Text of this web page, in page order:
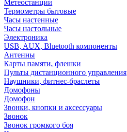
Метеостанции
Термометры бытовые
Часы настенные
Часы настольные
Электроника
USB, AUX, Bluetooth компоненты
Антенны
Карты памяти, флешки
Пульты дистанционного управления
Наушники, фитнес-браслеты
Домофоны
Домофон
Звонки, кнопки и аксессуары
Звонок
Звонок громкого боя